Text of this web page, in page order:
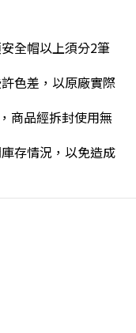
全帽以上須分2筆
色差，以原廠實際
商品經拆封使用無
存情況，以免造成